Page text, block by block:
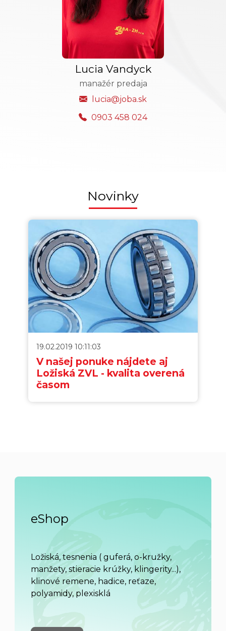
Lucia Vandyck
manažér predaja
lucia@joba.sk
0903 458 024
Novinky
19.02.2019 10:11:03
V našej ponuke nájdete aj
Ložiská ZVL - kvalita overená
časom
eShop
Ložiská, tesnenia ( guferá, o-kružky,
manžety, stieracie krúžky, klingerity...),
klinové remene, hadice, reťaze,
polyamidy, plexisklá